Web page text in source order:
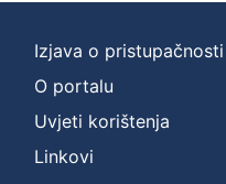
Izjava o pristupačnosti
O portalu
Uvjeti korištenja
Linkovi